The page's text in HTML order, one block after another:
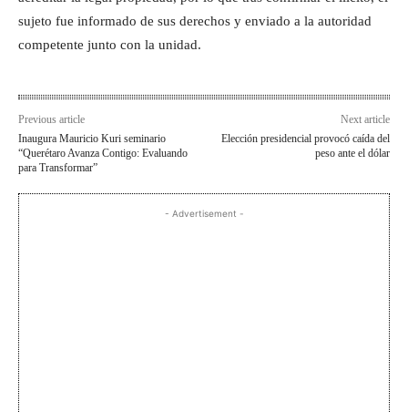
sujeto fue informado de sus derechos y enviado a la autoridad
competente junto con la unidad.
Previous article
Inaugura Mauricio Kuri seminario
“Querétaro Avanza Contigo: Evaluando
para Transformar”
Next article
Elección presidencial provocó caída del
peso ante el dólar
- Advertisement -